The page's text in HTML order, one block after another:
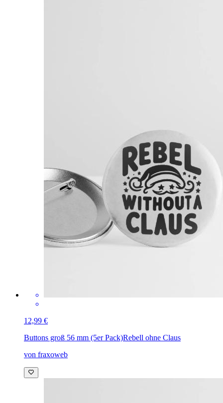
12,99 €
Buttons groß 56 mm (5er Pack)Rebell ohne Claus
von fraxoweb